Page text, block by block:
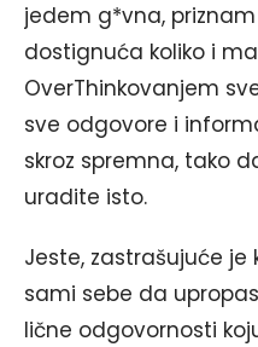
jedem g*vna,
dostignuća koliko i
OverThinkovanjem
sve odgovore i
skroz spremna, tako
uradite isto.
Jeste, zastrašujuće
sami sebe da
lične odgovornosti